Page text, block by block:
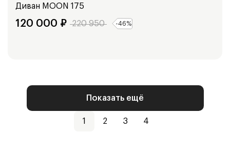
Диван MOON 175
120 000 ₽ 220 950 -46%
Показать ещё
1 2 3 4